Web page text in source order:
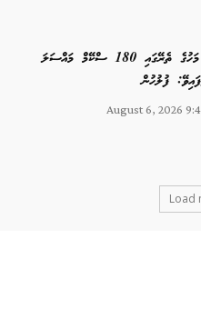
ޖުލައި މަހުގެ ތެރޭގައި 180 ސްކޭމް މައްސަލަ
ފުލުހުން
August 6, 2026
Load